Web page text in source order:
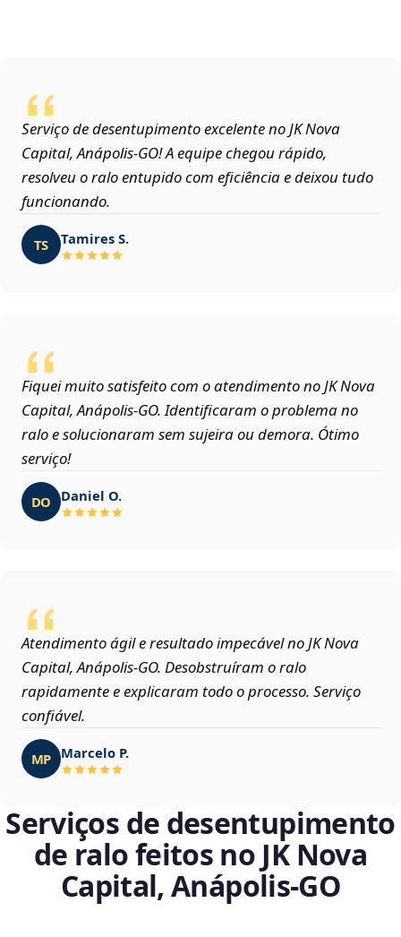
Serviço de desentupimento excelente no JK Nova
Capital, Anápolis‑GO! A equipe chegou rápido,
resolveu o ralo entupido com eficiência e deixou tudo
funcionando.
TS Tamires S.
Fiquei muito satisfeito com o atendimento no JK Nova
Capital, Anápolis‑GO. Identificaram o problema no
ralo e solucionaram sem sujeira ou demora. Ótimo
serviço!
DO Daniel O.
Atendimento ágil e resultado impecável no JK Nova
Capital, Anápolis‑GO. Desobstruíram o ralo
rapidamente e explicaram todo o processo. Serviço
confiável.
MP Marcelo P.
Serviços de desentupimento
de ralo feitos no JK Nova
Capital, Anápolis‑GO